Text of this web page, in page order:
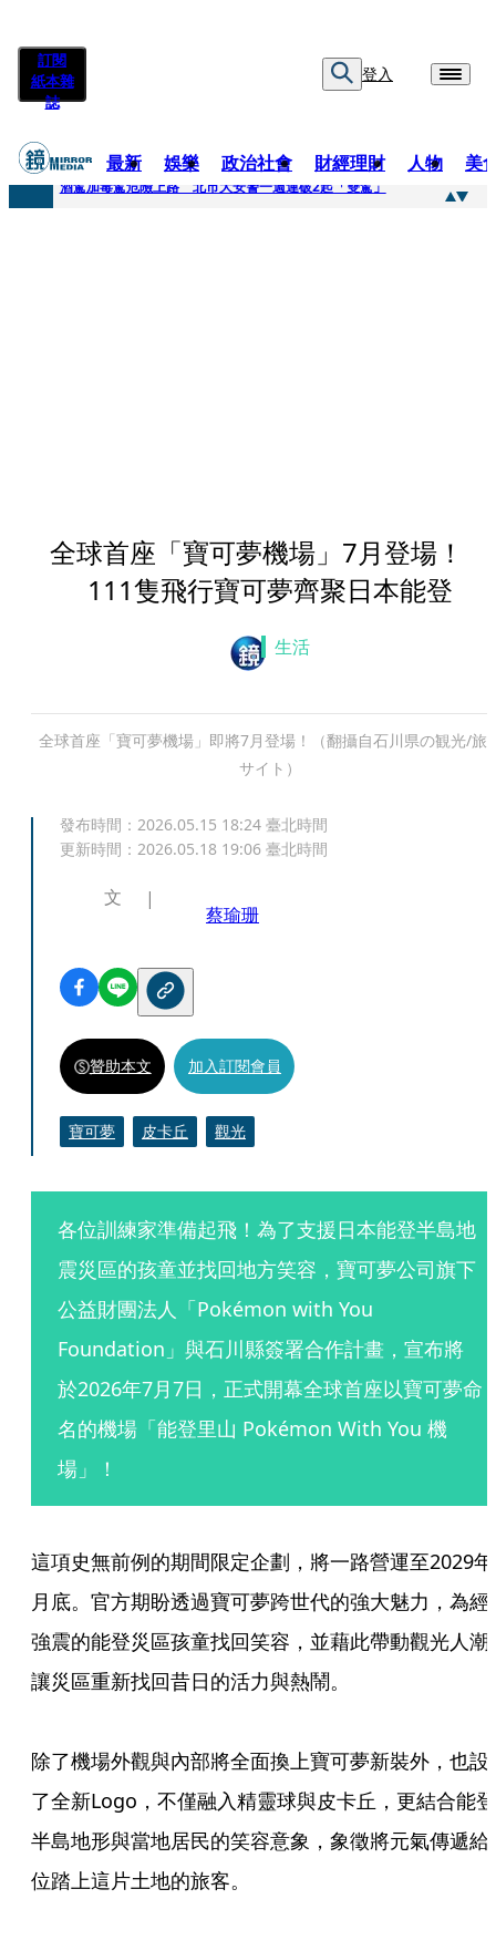
訂閱
紙本雜
誌
登入
最新 娛樂 政治社會 財經理財 人物 美
快訊
酒駕加毒駕危險上路 北市大安警一週連破2起「雙駕」
全球首座「寶可夢機場」7月登場！
111隻飛行寶可夢齊聚日本能登
生活
全球首座「寶可夢機場」即將7月登場！（翻攝自石川県の観光/旅
サイト）
發布時間： 2026.05.15 18:24 臺北時間
更新時間： 2026.05.18 19:06 臺北時間
文
蔡瑜珊
贊助本文 加入訂閱會員
寶可夢 皮卡丘 觀光
各位訓練家準備起飛！為了支援日本能登半島地
震災區的孩童並找回地方笑容，寶可夢公司旗下
公益財團法人「Pokémon with You
Foundation」與石川縣簽署合作計畫，宣布將
於2026年7月7日，正式開幕全球首座以寶可夢命
名的機場「能登里山 Pokémon With You 機
場」！
這項史無前例的期間限定企劃，將一路營運至2029
月底。官方期盼透過寶可夢跨世代的強大魅力，為經
強震的能登災區孩童找回笑容，並藉此帶動觀光人潮
讓災區重新找回昔日的活力與熱鬧。
除了機場外觀與內部將全面換上寶可夢新裝外，也設
了全新Logo，不僅融入精靈球與皮卡丘，更結合能登
半島地形與當地居民的笑容意象，象徵將元氣傳遞給
位踏上這片土地的旅客。